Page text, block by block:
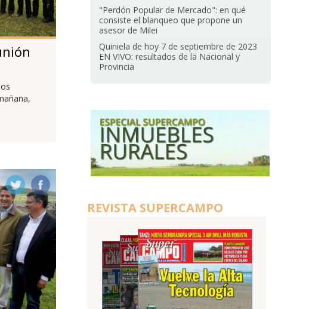
"Perdón Popular de Mercado": en qué
consiste el blanqueo que propone un
asesor de Milei
Quiniela de hoy 7 de septiembre de 2023
EN VIVO: resultados de la Nacional y
Provincia
REVISTA SUPERCAMPO